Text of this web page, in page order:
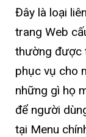
Đây là loại
trang Web
thường được
phục vụ cho
những gì họ
để người
tại Menu